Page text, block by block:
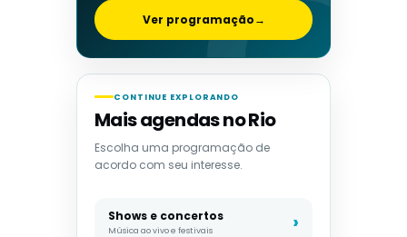
Ver programação→
CONTINUE EXPLORANDO
Mais agendas no Rio
Escolha uma programação de
acordo com seu interesse.
Shows e concertos
Música ao vivo e festivais